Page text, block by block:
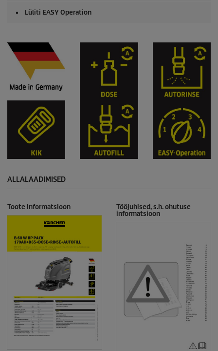
Lüliti EASY Operation
ALLALAADIMISED
Toote informatsioon
Tööjuhised, s.h. ohutuse
informatsioon